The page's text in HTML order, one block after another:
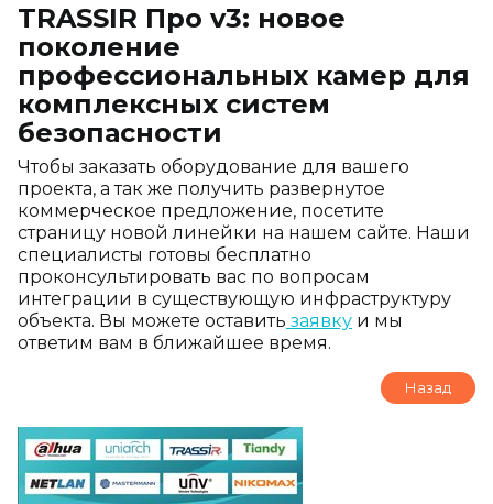
TRASSIR Про v3: новое
поколение
профессиональных камер для
комплексных систем
безопасности
Чтобы заказать оборудование для вашего
проекта, а так же получить развернутое
коммерческое предложение, посетите
страницу новой линейки на нашем сайте. Наши
специалисты готовы бесплатно
проконсультировать вас по вопросам
интеграции в существующую инфраструктуру
объекта. Вы можете оставить заявку и мы
ответим вам в ближайшее время.
Назад